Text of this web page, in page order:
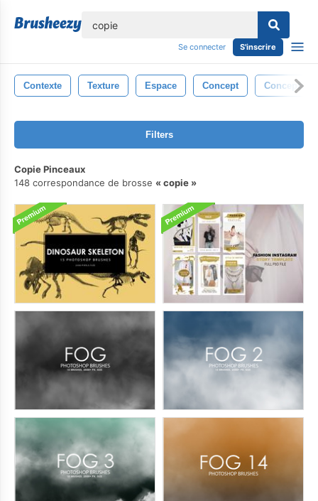
Se connecter S'inscrire
Contexte Texture Espace Concept Conception
Filters
Copie Pinceaux
148 correspondance de brosse
copie